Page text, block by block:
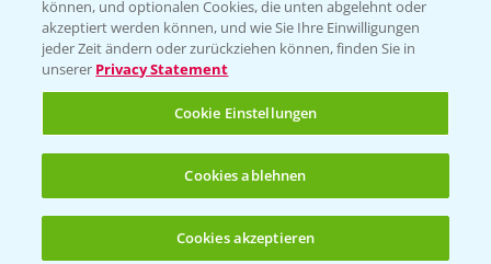
6:11
Standortreport Einbeck - Fungizidstrategien
im Vergleich
(noch 4)
können, und optionalen Cookies, die unten abgelehnt oder
akzeptiert werden können, und wie Sie Ihre Einwilligungen
jeder Zeit ändern oder zurückziehen können, finden Sie in
unserer Privacy Statement
Cookie Einstellungen
Cookies ablehnen
Cookies akzeptieren